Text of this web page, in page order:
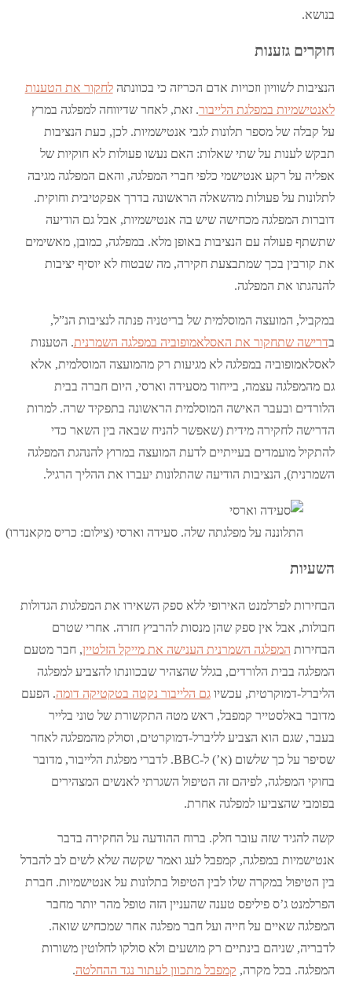
בנושא.
חוקרים גזענות
הנציבות לשוויון וזכויות אדם הכריזה כי בכוונתהלחקור את הטענות
לאנטישמיות במפלגת הלייבור. זאת, לאחר שדיווחה למפלגה במרץ
על קבלה של מספר תלונות לגבי אנטישמיות. לכן, כעת הנציבות
תבקש לענות על שתי שאלות: האם נעשו פעולות לא חוקיות של
אפליה על רקע אנטישמי כלפי חברי המפלגה, והאם המפלגה מגיבה
לתלונות על פעולות מהשאלה הראשונה בדרך אפקטיבית וחוקית.
דוברות המפלגה מכחישה שיש בה אנטישמיות, אבל גם הודיעה
שתשתף פעולה עם הנציבות באופן מלא. במפלגה, כמובן, מאשימים
את קורבין בכך שמתבצעת חקירה, מה שבטוח לא יוסיף יציבות
להנהגתו את המפלגה.
במקביל, המועצה המוסלמית של בריטניה פנתה לנציבות הנ”ל,
בדרישה שתחקור את האסלאמופוביה במפלגה השמרנית. הטענות
לאסלאמופוביה במפלגה לא מגיעות רק מהמועצה המוסלמית, אלא
גם מהמפלגה עצמה, בייחוד מסעידה וארסי, היום חברה בבית
הלורדים ובעבר האישה המוסלמית הראשונה בתפקיד שרה. למרות
הדרישה לחקירה מידית (שאפשר להניח שבאה בין השאר כדי
להתקיל מועמדים בעייתיים לדעת המועצה במרוץ להנהגת המפלגה
השמרנית), הנציבות הודיעה שהתלונות יעברו את ההליך הרגיל.
התלוננה על מפלגתה שלה. סעידה וארסי (צילום: כריס מקאנדרו)
השעיות
הבחירות לפרלמנט האירופי ללא ספק השאירו את המפלגות הגדולות
חבולות, אבל אין ספק שהן מנסות להרביץ חזרה. אחרי שטרם
הבחירות המפלגה השמרנית הענישה את מייקל הזלטיין, חבר מטעם
המפלגה בבית הלורדים, בגלל שהצהיר שבכוונתו להצביע למפלגה
הליברל-דמוקרטית, עכשיוגם הלייבור נקטה בטקטיקה דומה. הפעם
מדובר באלסטייר קמפבל, ראש מטה התקשורת של טוני בלייר
בעבר, שגם הוא הצביע לליברל-דמוקרטים, וסולק מהמפלגה לאחר
שסיפר על כך שלשום (א’) ל-BBC. לדברי מפלגת הלייבור, מדובר
בחוקי המפלגה, לפיהם זה הטיפול השגרתי לאנשים המצהירים
בפומבי שהצביעו למפלגה אחרת.
קשה להגיד שזה עובר חלק. ברוח ההודעה על החקירה בדבר
אנטישמיות במפלגה, קמפבל לעג ואמר שקשה שלא לשים לב להבדל
בין הטיפול במקרה שלו לבין הטיפול בתלונות על אנטישמיות. חברת
הפרלמנט ג’ס פיליפס טענה שהעניין הזה טופל מהר יותר מחבר
המפלגה שאיים על חייה ועל חבר מפלגה אחר שמכחיש שואה.
לדבריה, שניהם בינתיים רק מושעים ולא סולקו לחלוטין משורות
המפלגה. בכל מקרה, קמפבל מתכוון לעתור נגד ההחלטה.